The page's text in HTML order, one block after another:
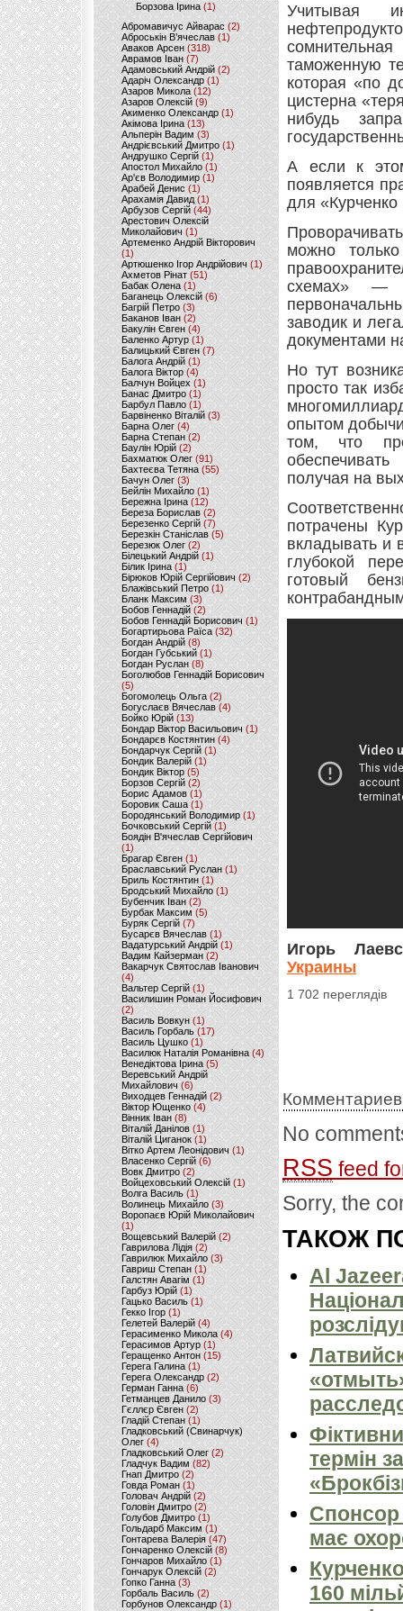
Борзова Ірина(1)
Абромавичус Айварас (2)
Аброськін В’ячеслав(1)
Аваков Арсен (318)
Аврамов Іван (7)
Адамовський Андрій(2)
Адаріч Олександр (1)
Азаров Микола (12)
Азаров Олексій (9)
Акименко Олександр(1)
Акімова Ірина(13)
Альперін Вадим (3)
Андрієвський Дмитро(1)
Андрушко Сергій(1)
Апостол Михайло(1)
Ар'єв Володимир (1)
Арабей Денис(1)
Арахамія Давид (1)
Арбузов Сергій (44)
Арестович Олексій
Миколайович(1)
Артеменко Андрій Вікторович
(1)
Артюшенко Ігор Андрійович(1)
Ахметов Рінат(51)
Бабак Олена(1)
Баганець Олексій(6)
Багрій Петро (3)
Баканов Іван(2)
Бакулін Євген (4)
Баленко Артур(1)
Балицький Євген(7)
Балога Андрій (1)
Балога Віктор (4)
Балчун Войцех (1)
Банас Дмитро (1)
Барбул Павло(1)
Барвіненко Віталій(3)
Барна Олег (4)
Барна Степан (2)
Баулін Юрій (2)
Бахматюк Олег (91)
Бахтеєва Тетяна(55)
Бачун Олег (3)
Бейлін Михайло (1)
Бережна Ірина(12)
Береза Борислав(2)
Березенко Сергій (7)
Березкін Станіслав (5)
Березюк Олег(2)
Білецький Андрій (1)
Білик Ірина (1)
Бірюков Юрій Сергійович (2)
Блажівський Петро (1)
Бланк Максим(3)
Бобов Геннадій (2)
Бобов Геннадій Борисович (1)
Богартирьова Раїса (32)
Богдан Андрій(8)
Богдан Губський (1)
Богдан Руслан(8)
Боголюбов Геннадій Борисович
(5)
Богомолець Ольга (2)
Богуслаєв Вячеслав (4)
Бойко Юрій (13)
Бондар Віктор Васильович (1)
Бондарєв Костянтин (4)
Бондарчук Сергій(1)
Бондик Валерій (1)
Бондик Віктор(5)
Борзов Сергiй (2)
Борис Адамов(1)
Боровик Саша (1)
Бородянський Володимир (1)
Бочковський Сергій (1)
Боядін В'ячеслав Сергійович
(1)
Брагар Євген (1)
Браславський Руслан (1)
Бриль Костянтин (1)
Бродський Михайло (1)
Бубенчик Іван(2)
Бурбак Максим (5)
Буряк Сергій (7)
Бусарєв Вячеслав (1)
Вадатурський Андрій (1)
Вадим Кайзерман (2)
Вакарчук Святослав Іванович
(4)
Вальтер Сергій (1)
Василишин Роман Йосифович
(2)
Василь Вовкун (1)
Василь Горбаль (17)
Василь Цушко (1)
Василюк Наталія Романівна (4)
Венедіктова Ірина(5)
Веревський Андрій
Михайлович (6)
Виходцев Геннадій (2)
Віктор Ющенко (4)
Вінник Іван (8)
Віталій Данілов (1)
Віталій Циганок (1)
Вітко Артем Леонідович(1)
Власенко Сергій (6)
Вовк Дмитро(2)
Войцеховський Олексій(1)
Волга Василь (1)
Волинець Михайло (3)
Воропаєв Юрій Миколайович
(1)
Вощевський Валерій(2)
Гаврилова Лідія (2)
Гаврилюк Михайло (3)
Гавриш Степан (1)
Галстян Авагім (1)
Гарбуз Юрій (1)
Гацько Василь (1)
Гекко Ігор(1)
Гелетей Валерій (4)
Герасименко Микола (4)
Герасимов Артур (1)
Геращенко Антон(15)
Герега Галина (1)
Герега Олександр (2)
Герман Ганна (6)
Гетманцев Данило (3)
Гєллєр Євген (2)
Гладій Степан(1)
Гладковський (Свинарчук)
Олег (4)
Гладковський Олег (2)
Гладчук Вадим (82)
Гнап Дмитро (2)
Говда Роман(1)
Головач Андрій (2)
Головін Дмитро (2)
Голубов Дмитро (1)
Гольдарб Максим(1)
Гонтарева Валерія (47)
Гончаренко Олексій(8)
Гончаров Михайло (1)
Гончарук Олексій (2)
Гопко Ганна (3)
Горбаль Василь (2)
Горбунов Олександр (1)
Учитывая
таможенную
которая «по
цистерна
нибудь
А если к
появляется
для
можно
схемах» —
заводик и
документами
Но тут
просто так
опытом
том, что
получая на
потрачены
вкладывать и
глубокой
готовый
Игорь
Украины
1 702 переглядів
No
RSS feed
Sorry, the
ТАКОЖ
Al
термін
Спонсор
має
160